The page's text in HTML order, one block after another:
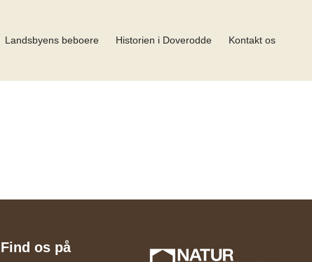
Landsbyens beboere Historien i Doverodde Kontakt os
Find os på